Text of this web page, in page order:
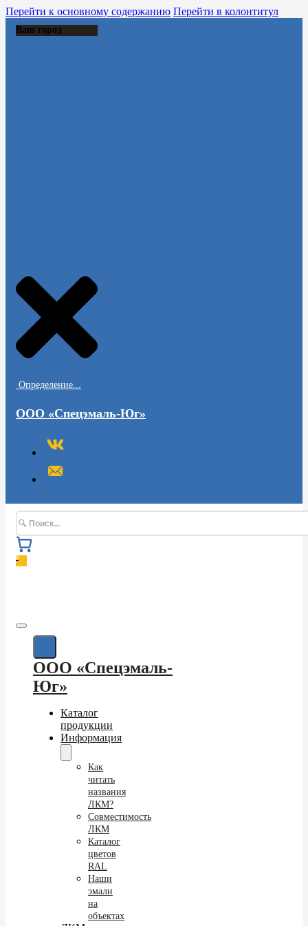
Перейти к основному содержанию Перейти в колонтитул
Ваш город
Определение...
ООО «Спецэмаль-Юг»
Поиск
0
ООО «Спецэмаль-
Юг»
Каталог
продукции
Информация
Как
читать
названия
ЛКМ?
Совместимость
ЛКМ
Каталог
цветов
RAL
Наши
эмали
на
объектах